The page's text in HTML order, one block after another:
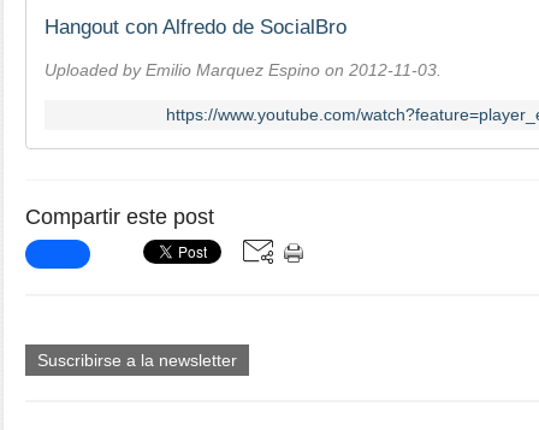
Hangout con Alfredo de SocialBro
Uploaded by Emilio Marquez Espino on 2012-11-03.
https://www.youtube.com/
Compartir este post
Suscribirse a la newsletter